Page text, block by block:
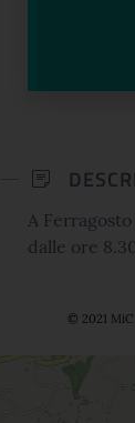
A
dalle ore
© 2021